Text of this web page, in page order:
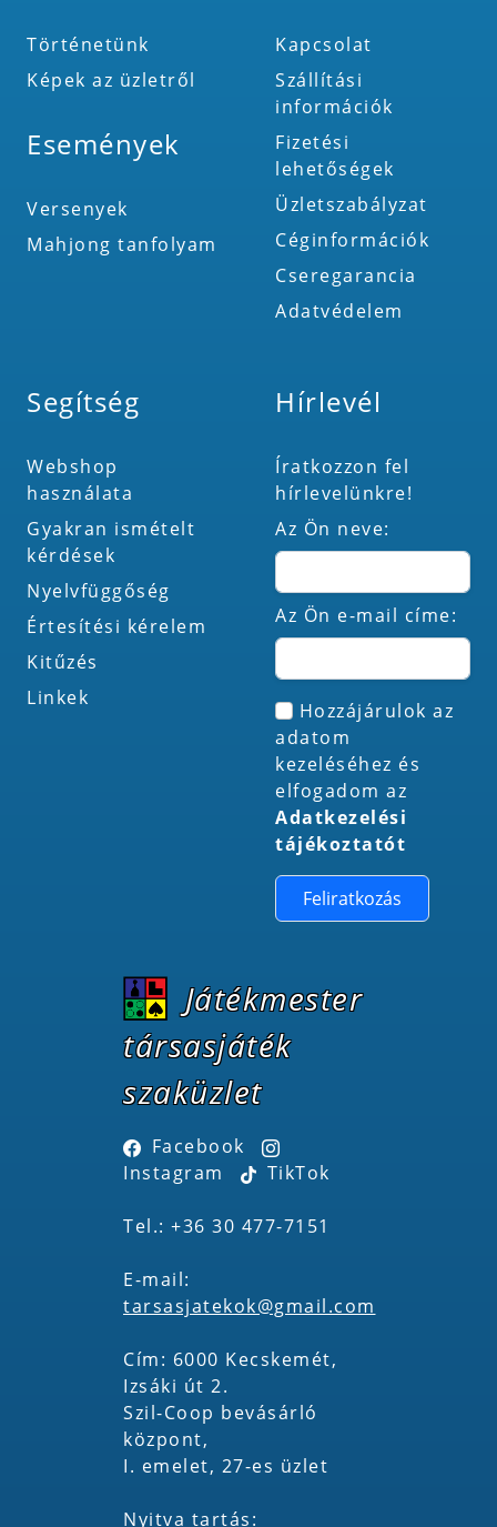
Történetünk
Képek az üzletről
Események
Versenyek
Mahjong tanfolyam
Kapcsolat
Szállítási
információk
Fizetési
lehetőségek
Üzletszabályzat
Céginformációk
Cseregarancia
Adatvédelem
Segítség
Webshop
használata
Gyakran ismételt
kérdések
Nyelvfüggőség
Értesítési kérelem
Kitűzés
Linkek
Hírlevél
Íratkozzon fel
hírlevelünkre!
Az Ön neve:
Az Ön e-mail címe:
Hozzájárulok az
adatom
kezeléséhez és
elfogadom az
Adatkezelési
tájékoztatót
Feliratkozás
Játékmester
társasjáték
szaküzlet
Facebook
Instagram
TikTok
Tel.: +36 30 477-7151
E-mail:
tarsasjatekok@gmail.com
Cím: 6000 Kecskemét,
Izsáki út 2.
Szil-Coop bevásárló
központ,
I. emelet, 27-es üzlet
Nyitva tartás: